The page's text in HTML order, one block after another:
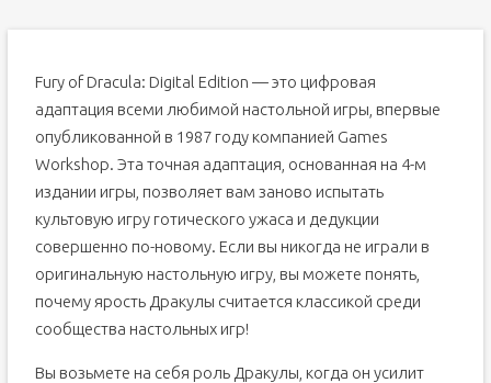
Fury of Dracula: Digital Edition — это цифровая
адаптация всеми любимой настольной игры, впервые
опубликованной в 1987 году компанией Games
Workshop. Эта точная адаптация, основанная на 4-м
издании игры, позволяет вам заново испытать
культовую игру готического ужаса и дедукции
совершенно по-новому. Если вы никогда не играли в
оригинальную настольную игру, вы можете понять,
почему ярость Дракулы считается классикой среди
сообщества настольных игр!
Вы возьмете на себя роль Дракулы, когда он усилит